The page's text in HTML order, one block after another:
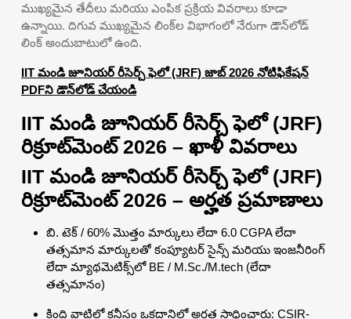
ముఖ్యమైన తేదీలు మరియు ఎంపిక ప్రక్రియ వివరాలు కూడా
ఉన్నాయి. దిగువ ముఖ్యమైన లింక్‌ల విభాగంలో నేరుగా డౌన్‌లోడ్
లింక్ అందుబాటులో ఉంది.
IIT మండి జూనియర్ రీసెర్చ్ ఫెలో (JRF) జాబ్ 2026 నోటిఫికేషన్
PDFని డౌన్‌లోడ్ చేయండి
IIT మండి జూనియర్ రీసెర్చ్ ఫెలో (JRF)
రిక్రూట్‌మెంట్ 2026 – ఖాళీ వివరాలు
IIT మండి జూనియర్ రీసెర్చ్ ఫెలో (JRF)
రిక్రూట్‌మెంట్ 2026 – అర్హత ప్రమాణాలు
బి. టెక్ / 60% మొత్తం మార్కులు లేదా 6.0 CGPA లేదా
తత్సమాన మార్కులతో కంప్యూటర్ సైన్స్ మరియు ఇంజనీరింగ్
లేదా మ్యాథమెటిక్స్‌లో BE / M.Sc./M.tech (లేదా
తత్సమానం)
కింది వాటిలో కనీసం ఒకదానిలో అర్హత సాధించారు: CSIR-